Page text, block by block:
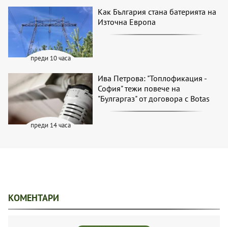
преди 10 часа
Как България стана батерията на
Източна Европа
преди 14 часа
Ива Петрова: "Топлофикация -
София" тежи повече на
"Булгаргаз" от договора с Botas
КОМЕНТАРИ